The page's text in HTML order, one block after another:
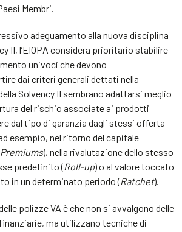
Membri.
adeguamento alla nuova disciplina
II, l’EIOPA considera prioritario stabilire
univoci che devono
dai criteri generali dettati nella
Solvency II sembrano adattarsi meglio
del rischio associate ai prodotti
dal tipo di garanzia dagli stessi offerta
esempio, nel ritorno del capitale
Premiums), nella rivalutazione dello stesso
predefinito (Roll-up) o al valore toccato
in un determinato periodo (Ratchet).
polizze VA è che non si avvalgono delle
ma utilizzano tecniche di